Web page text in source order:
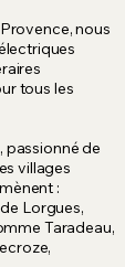
nous
tous les
passionné de
villages
:
Lorgues,
Taradeau,